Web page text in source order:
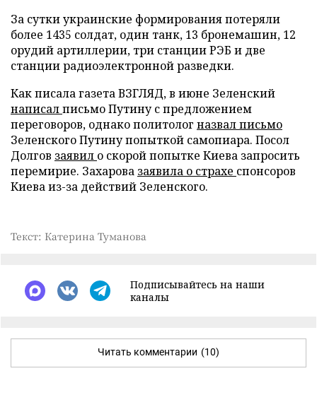
За сутки украинские формирования потеряли
более 1435 солдат, один танк, 13 бронемашин, 12
орудий артиллерии, три станции РЭБ и две
станции радиоэлектронной разведки.
Как писала газета ВЗГЛЯД, в июне Зеленский
написалписьмо Путину с предложением
переговоров, однако политолог назвал письмо
Зеленского Путину попыткой самопиара. Посол
Долгов заявил о скорой попытке Киева запросить
перемирие. Захарова заявила о страхе спонсоров
Киева из-за действий Зеленского.
Текст: Катерина Туманова
Подписывайтесь на наши
каналы
Читать комментарии (10)